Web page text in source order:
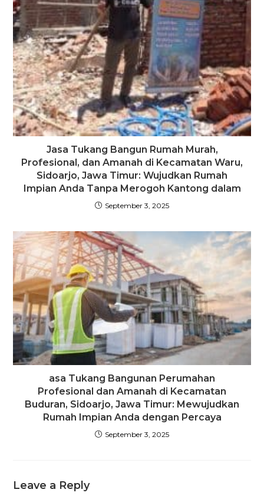
Jasa Tukang Bangun Rumah Murah,
Profesional, dan Amanah di Kecamatan Waru,
Sidoarjo, Jawa Timur: Wujudkan Rumah
Impian Anda Tanpa Merogoh Kantong dalam
September 3, 2025
asa Tukang Bangunan Perumahan
Profesional dan Amanah di Kecamatan
Buduran, Sidoarjo, Jawa Timur: Mewujudkan
Rumah Impian Anda dengan Percaya
September 3, 2025
Leave a Reply